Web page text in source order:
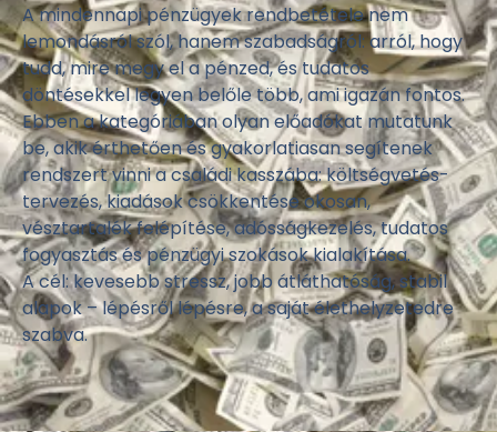
A mindennapi pénzügyek rendbetétele nem
lemondásról szól, hanem szabadságról: arról, hogy
tudd, mire megy el a pénzed, és tudatos
döntésekkel legyen belőle több, ami igazán fontos.
Ebben a kategóriában olyan előadókat mutatunk
be, akik érthetően és gyakorlatiasan segítenek
rendszert vinni a családi kasszába: költségvetés-
tervezés, kiadások csökkentése okosan,
vésztartalék felépítése, adósságkezelés, tudatos
fogyasztás és pénzügyi szokások kialakítása.
A cél: kevesebb stressz, jobb átláthatóság, stabil
alapok – lépésről lépésre, a saját élethelyzetedre
szabva.